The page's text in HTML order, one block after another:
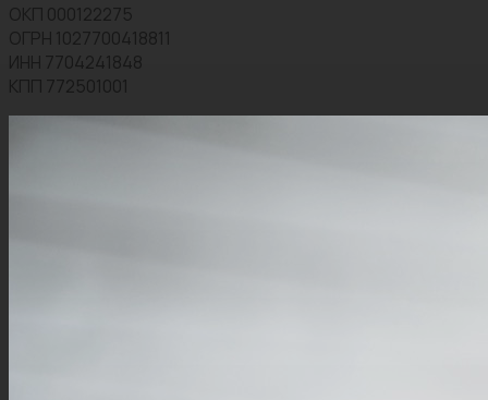
ОКП 000122275
ОГРН 1027700418811
ИНН 7704241848
КПП 772501001